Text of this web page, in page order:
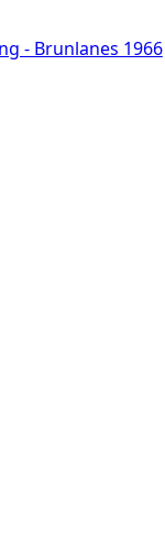
- Brunlanes 1966